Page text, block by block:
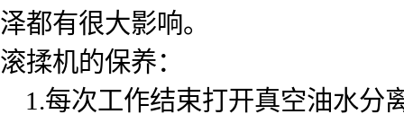
泽都有很大影响。
滚揉机的保养：
1.每次工作结束打开真空油水分